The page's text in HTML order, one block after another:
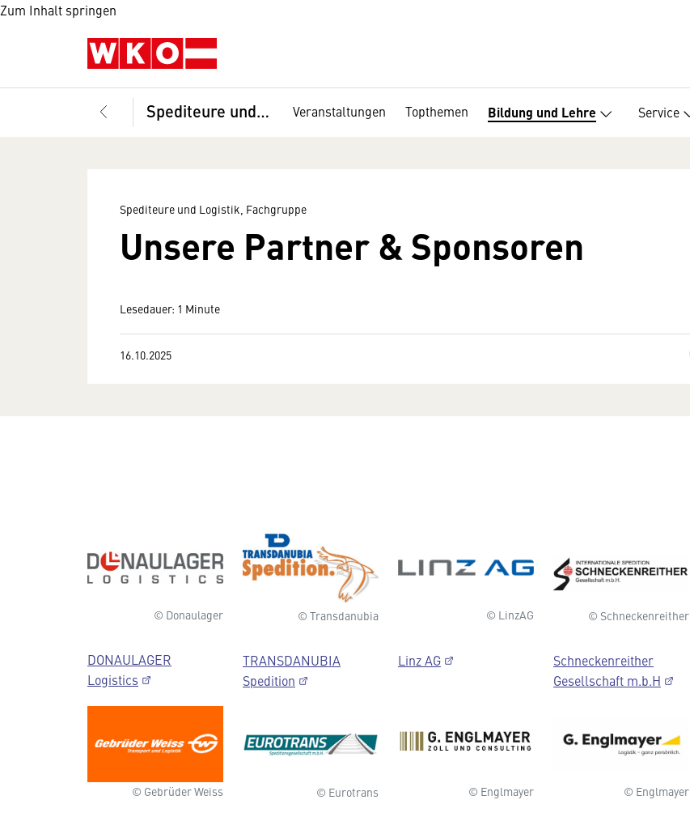
Zum Inhalt springen
Spediteure und Logistik, Fachgruppe Veranstaltungen Topthemen Bildung und Lehre Service
Spediteure und Logistik, Fachgruppe
Unsere Partner & Sponsoren
Lesedauer: 1 Minute
16.10.2025
© Donaulager
DONAULAGER
Logistics
© Transdanubia
TRANSDANUBIA
Spedition
© LinzAG
Linz AG
© Schneckenreither
Schneckenreither
Gesellschaft m.b.H
© Gebrüder Weiss © Eurotrans © Englmayer © Englmayer